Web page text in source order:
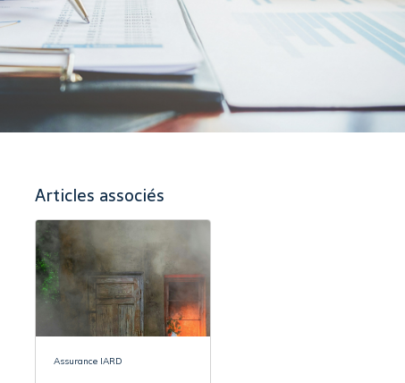
Articles associés
Assurance IARD